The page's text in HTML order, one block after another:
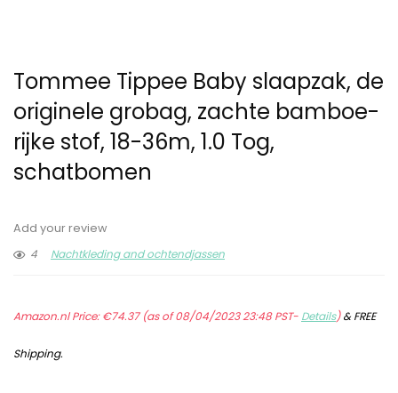
Tommee Tippee Baby slaapzak, de
originele grobag, zachte bamboe-
rijke stof, 18-36m, 1.0 Tog,
schatbomen
Add your review
4
Nachtkleding and ochtendjassen
Amazon.nl Price:€74.37(as of 08/04/2023 23:48 PST- Details)&FREE
Shipping.